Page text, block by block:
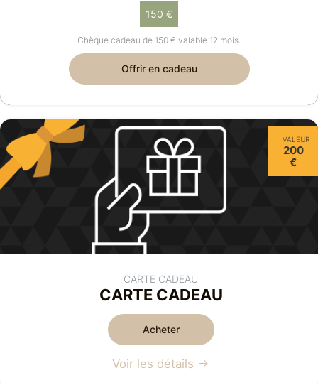
150 €
Chèque cadeau de 150 € valable 12 mois.
Offrir en cadeau
VALEUR
200
€
CARTE CADEAU
CARTE CADEAU
Acheter
Voir les détails